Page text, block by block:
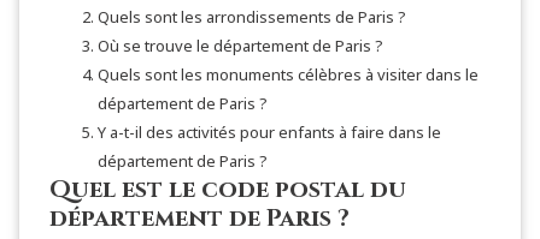
Quels sont les arrondissements de Paris ?
Où se trouve le département de Paris ?
Quels sont les monuments célèbres à visiter dans le
département de Paris ?
Y a-t-il des activités pour enfants à faire dans le
département de Paris ?
Quel est le code postal du
département de Paris ?